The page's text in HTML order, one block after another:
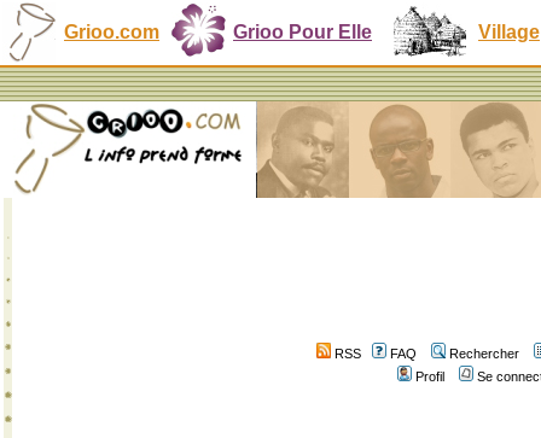
Grioo.com Grioo Pour Elle Village
RSS FAQ
Rechercher
Profil
Se